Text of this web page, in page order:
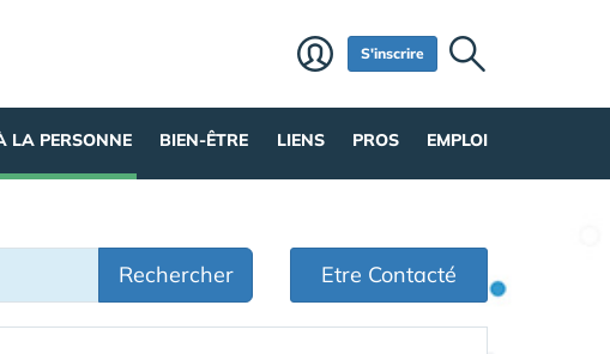
S'inscrire
LA PERSONNE BIEN-ÊTRE LIENS PROS EMPLOI
Rechercher Etre Contacté